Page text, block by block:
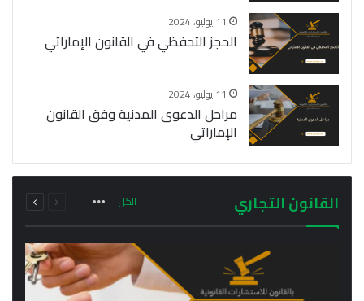
11 يوليو، 2024
الحجز التحفظي في القانون الإماراتي
11 يوليو، 2024
مراحل الدعوى المدنية وفق القانون
الإماراتي
القانون التجاري الكل
الصفحة